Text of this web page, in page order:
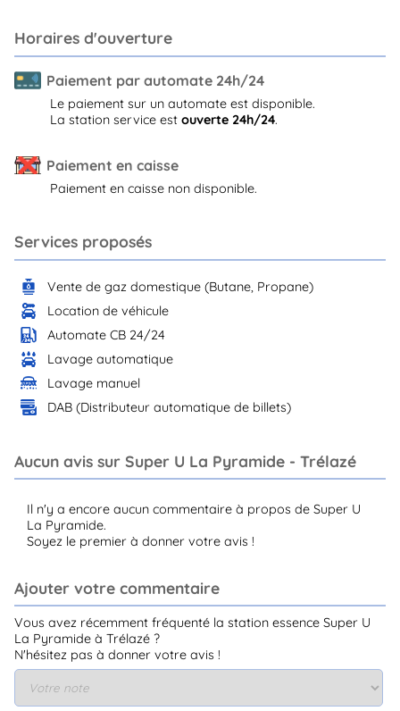
Horaires d'ouverture
Paiement par automate 24h/24
Le paiement sur un automate est disponible.
La station service est ouverte 24h/24.
Paiement en caisse
Paiement en caisse non disponible.
Services proposés
Vente de gaz domestique (Butane, Propane)
Location de véhicule
Automate CB 24/24
Lavage automatique
Lavage manuel
DAB (Distributeur automatique de billets)
Aucun avis sur Super U La Pyramide - Trélazé
Il n'y a encore aucun commentaire à propos de Super U
La Pyramide.
Soyez le premier à donner votre avis !
Ajouter votre commentaire
Vous avez récemment fréquenté la station essence Super U
La Pyramide à Trélazé ?
N'hésitez pas à donner votre avis !